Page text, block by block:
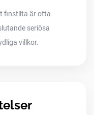
finstilta är ofta
seriösa
villkor.